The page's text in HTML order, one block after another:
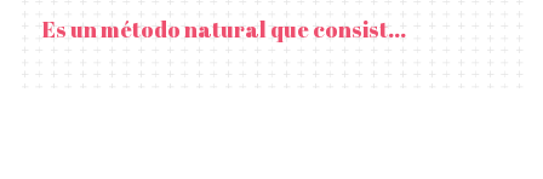
Es un método natural que consist...